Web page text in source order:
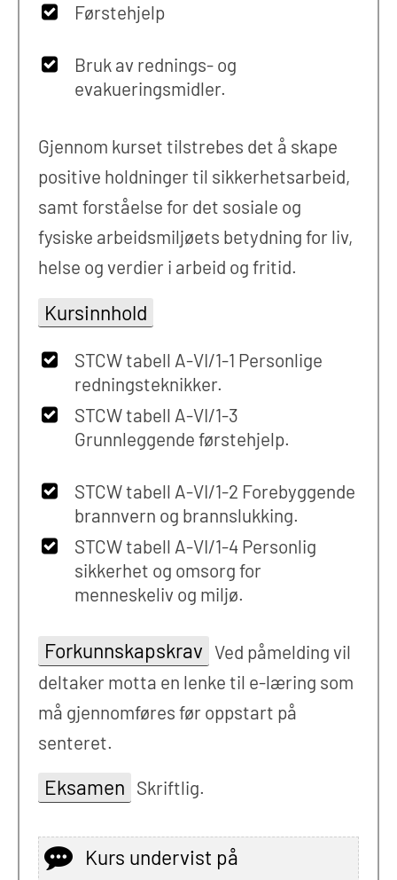
Førstehjelp
Bruk av rednings- og
evakueringsmidler.
Gjennom kurset tilstrebes det å skape
positive holdninger til sikkerhetsarbeid,
samt forståelse for det sosiale og
fysiske arbeidsmiljøets betydning for liv,
helse og verdier i arbeid og fritid.
Kursinnhold
STCW tabell A-VI/1-1 Personlige
redningsteknikker.
STCW tabell A-VI/1-3
Grunnleggende førstehjelp.
STCW tabell A-VI/1-2 Forebyggende
brannvern og brannslukking.
STCW tabell A-VI/1-4 Personlig
sikkerhet og omsorg for
menneskeliv og miljø.
Forkunnskapskrav Ved påmelding vil
deltaker motta en lenke til e-læring som
må gjennomføres før oppstart på
senteret.
Eksamen Skriftlig.
Kurs undervist på